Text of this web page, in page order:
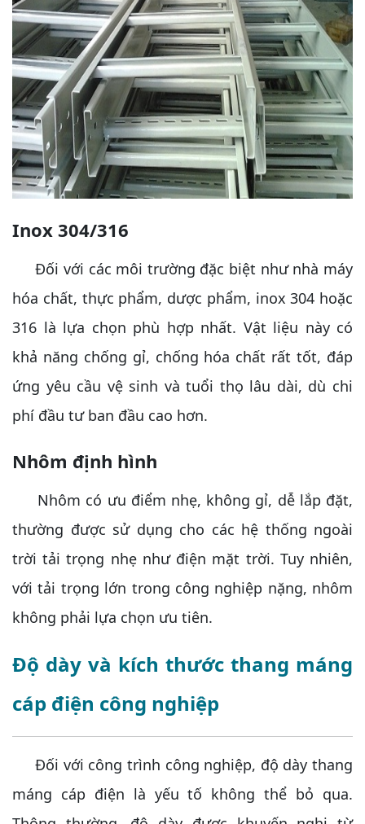
Inox 304/316
Đối với các môi trường đặc biệt như nhà máy
hóa chất, thực phẩm, dược phẩm, inox 304 hoặc
316 là lựa chọn phù hợp nhất. Vật liệu này có
khả năng chống gỉ, chống hóa chất rất tốt, đáp
ứng yêu cầu vệ sinh và tuổi thọ lâu dài, dù chi
phí đầu tư ban đầu cao hơn.
Nhôm định hình
Nhôm có ưu điểm nhẹ, không gỉ, dễ lắp đặt,
thường được sử dụng cho các hệ thống ngoài
trời tải trọng nhẹ như điện mặt trời. Tuy nhiên,
với tải trọng lớn trong công nghiệp nặng, nhôm
không phải lựa chọn ưu tiên.
Độ dày và kích thước thang máng
cáp điện công nghiệp
Đối với công trình công nghiệp, độ dày thang
máng cáp điện là yếu tố không thể bỏ qua.